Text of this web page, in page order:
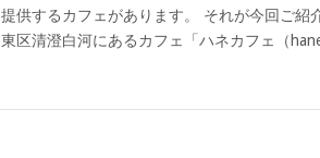
提供するカフェがあります。 それが今回ご紹
東区清澄白河にあるカフェ「ハネカフェ（